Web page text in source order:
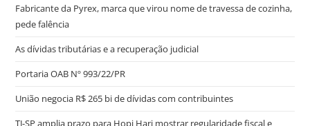
Fabricante da Pyrex, marca que virou nome de travessa de cozinha,
pede falência
As dívidas tributárias e a recuperação judicial
Portaria OAB Nº 993/22/PR
União negocia R$ 265 bi de dívidas com contribuintes
TJ-SP amplia prazo para Hopi Hari mostrar regularidade fiscal e